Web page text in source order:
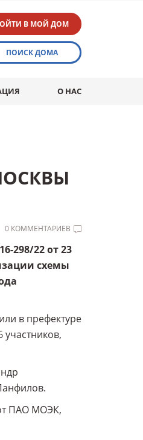
В МОЙ ДОМ
ПОИСК ДОМА
О НАС
0 КОММЕНТАРИЕВ
298/22 от 23
схемы
в префектуре
участников,
ПАО МОЭК,